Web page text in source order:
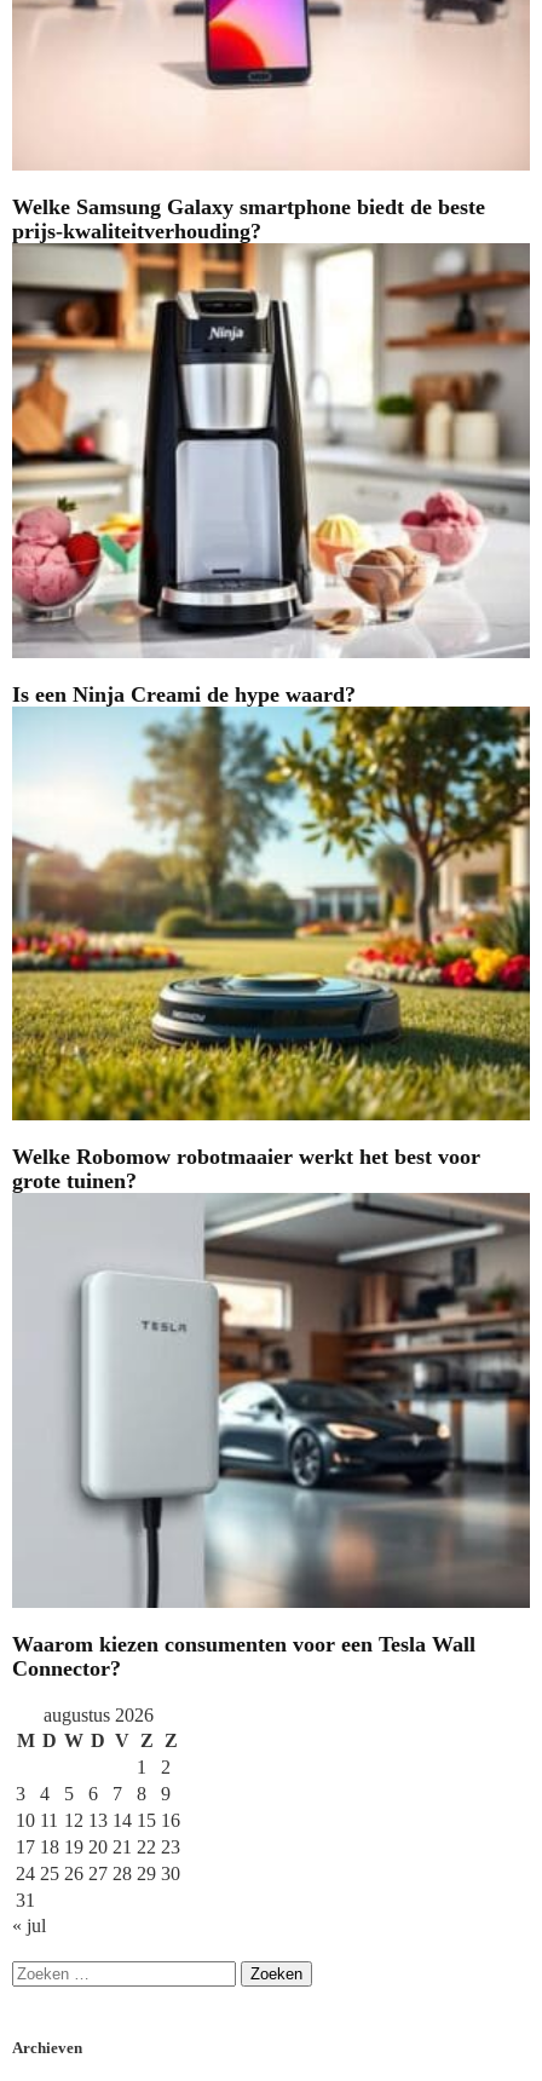
Welke Samsung Galaxy smartphone biedt de beste
prijs-kwaliteitverhouding?
Is een Ninja Creami de hype waard?
Welke Robomow robotmaaier werkt het best voor
grote tuinen?
Waarom kiezen consumenten voor een Tesla Wall
Connector?
augustus 2026
M D W D V Z
Z
1
2
3
4 5 6 7 8
9
10 11 12 13 14 15 16
17 18 19 20 21 22 23
24 25 26 27 28 29 30
31
« jul
Archieven